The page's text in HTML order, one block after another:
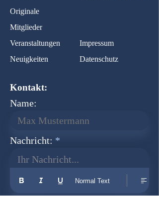
Originale
Mitglieder
Veranstaltungen
Impressum
Neuigkeiten
Datenschutz
Kontakt:
Name:
Nachricht:
Ihr Nachricht...
Normal Text